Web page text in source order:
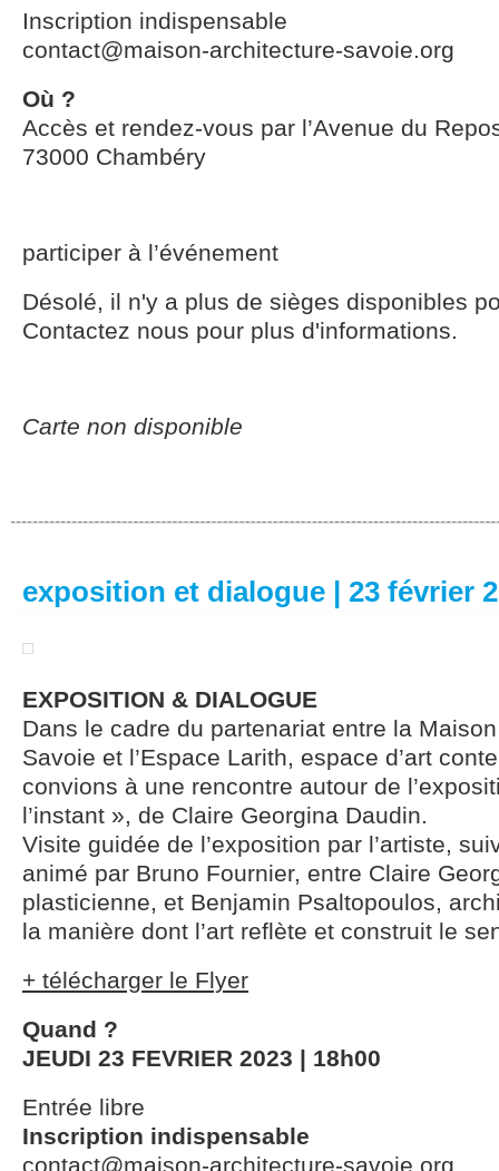
Inscription indispensable
contact@maison-architecture-savoie.org
Où ?
Accès et rendez-vous par l’Avenue du
73000 Chambéry
participer à l’événement
Désolé, il n'y a plus de sièges disponibles
Contactez nous pour plus d'informations.
Carte non disponible
exposition et dialogue | 23 février
EXPOSITION & DIALOGUE
Dans le cadre du partenariat entre la
Savoie et l’Espace Larith, espace d’art
convions à une rencontre autour de
l’instant », de Claire Georgina Daudin.
Visite guidée de l’exposition par l’artiste,
animé par Bruno Fournier, entre Claire
plasticienne, et Benjamin Psaltopoulos,
la manière dont l’art reflète et construit le
+ télécharger le Flyer
Quand ?
JEUDI 23 FEVRIER 2023 | 18h00
Entrée libre
Inscription indispensable
contact@maison-architecture-savoie.org